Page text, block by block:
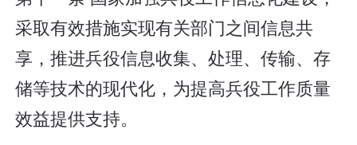
采取有效措施实现有关部门之间信息共
享，推进兵役信息收集、处理、传输、存
储等技术的现代化，为提高兵役工作质量
效益提供支持。